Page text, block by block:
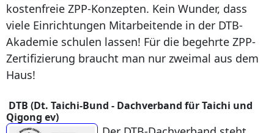
kostenfreie ZPP-Konzepten. Kein Wunder, dass
viele Einrichtungen Mitarbeitende in der DTB-
Akademie schulen lassen! Für die begehrte ZPP-
Zertifizierung braucht man nur zweimal aus dem
Haus!
DTB (Dt. Taichi-Bund - Dachverband für Taichi und
Qigong ev)